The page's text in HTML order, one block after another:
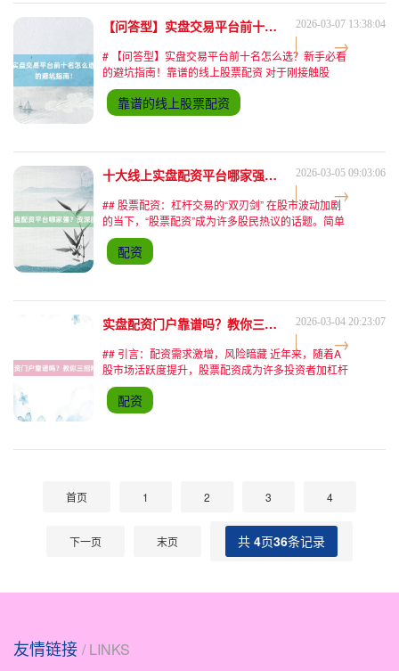
【问答型】实盘交易平台前十名怎么选？新手必看的避坑指南！ 2026-03-07 13:38:04
# 【问答型】实盘交易平台前十名怎么选？新手必看
的避坑指南！靠谱的线上股票配资 对于刚接触股
票、期货等金融投资的新手来说，"实盘交易平台前
十名"的搜索结果往往让人眼花缭乱。从"低佣
金"到"高杠杆"，从
靠谱的线上股票配资
十大线上实盘配资平台哪家强？资深股民来揭秘！ 2026-03-05 09:03:06
## 股票配资：杠杆交易的“双刃剑” 在股市波动加剧
的当下，“股票配资”成为许多股民热议的话题。简单
来说，股票配资是指投资者通过向平台借款，以自有
资金为保证金，放大投资本金进行股票交易的模式。
例如，1
配资
实盘配资门户靠谱吗？教你三招辨真伪！ 2026-03-04 20:23:07
## 引言：配资需求激增，风险暗藏 近年来，随着A
股市场活跃度提升，股票配资成为许多投资者加杠杆
的热门选择。据2023年第三方机构统计，全国参与
股票配资的用户规模已突破500万人，但其中超过
30%的投
配资
首页 1 2 3 4
下一页 末页 共 4页36条记录
友情链接 / LINKS